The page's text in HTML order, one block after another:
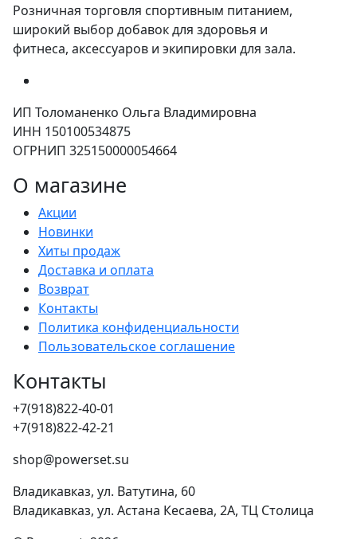
Розничная торговля спортивным питанием,
широкий выбор добавок для здоровья и
фитнеса, аксессуаров и экипировки для зала.
ИП Толоманенко Ольга Владимировна
ИНН 150100534875
ОГРНИП 325150000054664
О магазине
Акции
Новинки
Хиты продаж
Доставка и оплата
Возврат
Контакты
Политика конфиденциальности
Пользовательское соглашение
Контакты
+7(918)822-40-01
+7(918)822-42-21
shop@powerset.su
Владикавказ, ул. Ватутина, 60
Владикавказ, ул. Астана Кесаева, 2А, ТЦ Столица